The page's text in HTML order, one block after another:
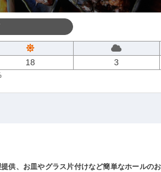
18 3
供、お皿やグラス片付けなど簡単なホールの